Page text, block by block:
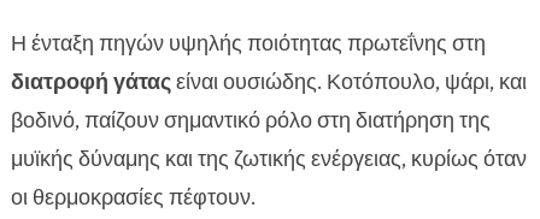
Η ένταξη πηγών υψηλής ποιότητας πρωτεΐνης στη
διατροφή γάταςείναι ουσιώδης. Κοτόπουλο, ψάρι, και
βοδινό, παίζουν σημαντικό ρόλο στη διατήρηση της
μυϊκής δύναμης και της ζωτικής ενέργειας, κυρίως όταν
οι θερμοκρασίες πέφτουν.